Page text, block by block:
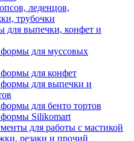
леденцов,
трубочки
для выпечки, конфет и
для муссовых
для конфет
для выпечки и
для бенто тортов
Silikomart
для работы с мастикой
резаки и прочий